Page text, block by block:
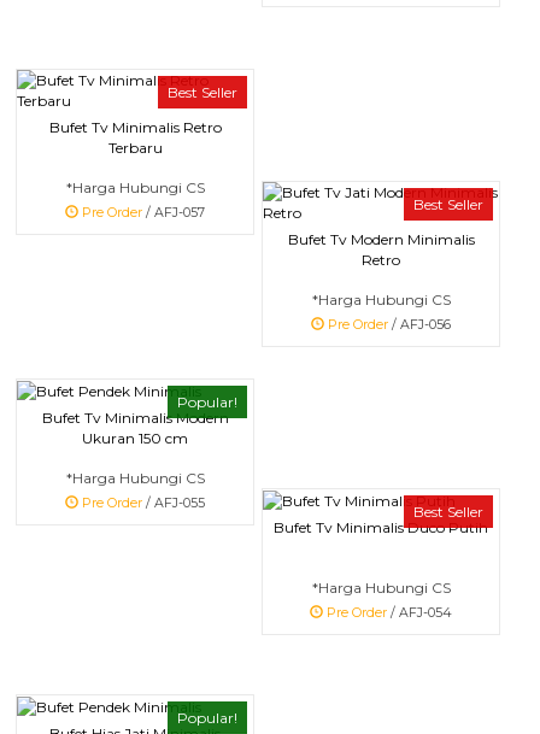
Best Seller
Bufet Tv Minimalis Retro
Terbaru
*Harga Hubungi CS
Pre Order / AFJ-057
Best Seller
Bufet Tv Modern Minimalis
Retro
*Harga Hubungi CS
Pre Order / AFJ-056
Popular!
Bufet Tv Minimalis Modern
Ukuran 150 cm
*Harga Hubungi CS
Pre Order / AFJ-055
Best Seller
Bufet Tv Minimalis Duco Putih
*Harga Hubungi CS
Pre Order / AFJ-054
Popular!